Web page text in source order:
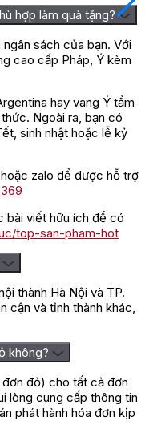
hợp làm quà tặng?
sách của bạn. Với
cao cấp Pháp, Ý kèm
hay vang Ý tầm
Ngoài ra, bạn có
sinh nhật hoặc lễ kỷ
zalo để được hỗ trợ
bài viết hữu ích để có
top-san-pham-hot
thành Hà Nội và TP.
cận và tỉnh thành khác,
không?
đỏ) cho tất cả đơn
lòng cung cấp thông tin
phát hành hóa đơn kịp